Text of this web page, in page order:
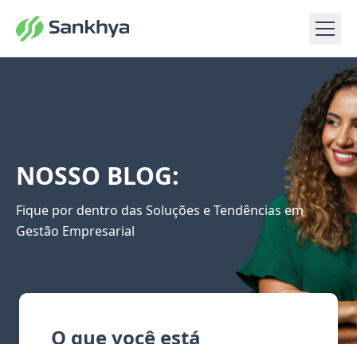
NOSSO BLOG:
Fique por dentro das Soluções e Tendências em
Gestão Empresarial
O que você está